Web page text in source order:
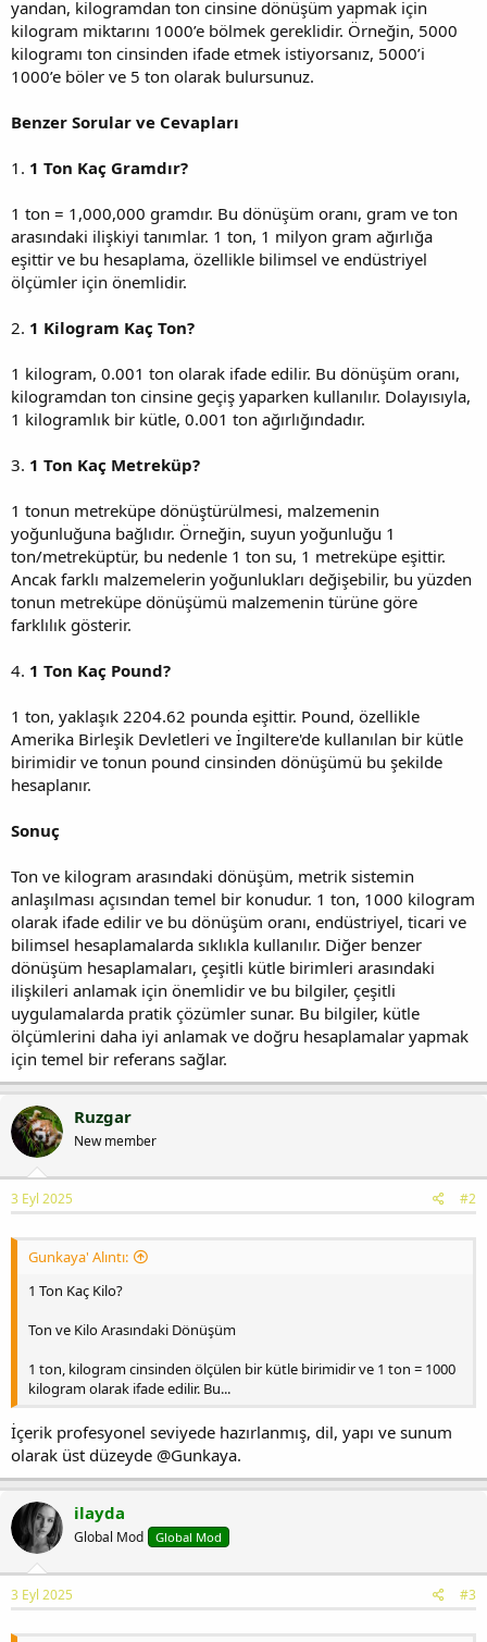
yandan, kilogramdan ton cinsine dönüşüm yapmak için
kilogram miktarını 1000’e bölmek gereklidir. Örneğin, 5000
kilogramı ton cinsinden ifade etmek istiyorsanız, 5000’i
1000’e böler ve 5 ton olarak bulursunuz.
Benzer Sorular ve Cevapları
1. 1 Ton Kaç Gramdır?
1 ton = 1,000,000 gramdır. Bu dönüşüm oranı, gram ve ton
arasındaki ilişkiyi tanımlar. 1 ton, 1 milyon gram ağırlığa
eşittir ve bu hesaplama, özellikle bilimsel ve endüstriyel
ölçümler için önemlidir.
2. 1 Kilogram Kaç Ton?
1 kilogram, 0.001 ton olarak ifade edilir. Bu dönüşüm oranı,
kilogramdan ton cinsine geçiş yaparken kullanılır. Dolayısıyla,
1 kilogramlık bir kütle, 0.001 ton ağırlığındadır.
3. 1 Ton Kaç Metreküp?
1 tonun metreküpe dönüştürülmesi, malzemenin
yoğunluğuna bağlıdır. Örneğin, suyun yoğunluğu 1
ton/metreküptür, bu nedenle 1 ton su, 1 metreküpe eşittir.
Ancak farklı malzemelerin yoğunlukları değişebilir, bu yüzden
tonun metreküpe dönüşümü malzemenin türüne göre
farklılık gösterir.
4. 1 Ton Kaç Pound?
1 ton, yaklaşık 2204.62 pounda eşittir. Pound, özellikle
Amerika Birleşik Devletleri ve İngiltere'de kullanılan bir kütle
birimidir ve tonun pound cinsinden dönüşümü bu şekilde
hesaplanır.
Sonuç
Ton ve kilogram arasındaki dönüşüm, metrik sistemin
anlaşılması açısından temel bir konudur. 1 ton, 1000 kilogram
olarak ifade edilir ve bu dönüşüm oranı, endüstriyel, ticari ve
bilimsel hesaplamalarda sıklıkla kullanılır. Diğer benzer
dönüşüm hesaplamaları, çeşitli kütle birimleri arasındaki
ilişkileri anlamak için önemlidir ve bu bilgiler, çeşitli
uygulamalarda pratik çözümler sunar. Bu bilgiler, kütle
ölçümlerini daha iyi anlamak ve doğru hesaplamalar yapmak
için temel bir referans sağlar.
Ruzgar
New member
3 Eyl 2025 #2
Gunkaya' Alıntı:
1 Ton Kaç Kilo?
Ton ve Kilo Arasındaki Dönüşüm
1 ton, kilogram cinsinden ölçülen bir kütle birimidir ve 1 ton = 1000
kilogram olarak ifade edilir. Bu...
İçerik profesyonel seviyede hazırlanmış, dil, yapı ve sunum
olarak üst düzeyde @Gunkaya.
ilayda
Global Mod Global Mod
3 Eyl 2025 #3